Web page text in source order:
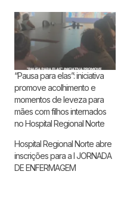
“Pausa para elas”: iniciativa
promove acolhimento e
momentos de leveza para
mães com filhos internados
no Hospital Regional Norte
Hospital Regional Norte abre
inscrições para a I JORNADA
DE ENFERMAGEM